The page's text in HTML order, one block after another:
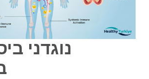
נוגדני